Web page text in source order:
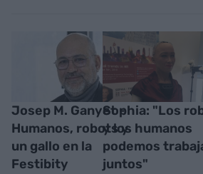
Josep M. Ganyet -
Humanos, robots y
un gallo en la
Festibity
Sophia: "Los
y los humanos
podemos
juntos"